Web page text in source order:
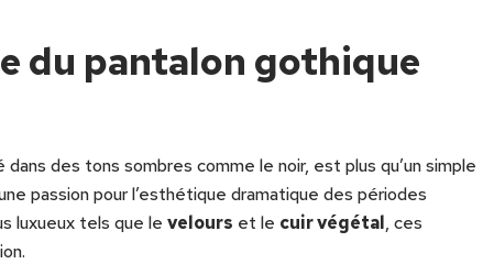
du pantalon gothique
dans des tons sombres comme le noir, est plus qu’un simple
passion pour l’esthétique dramatique des périodes
luxueux tels que le velours et le cuir végétal, ces